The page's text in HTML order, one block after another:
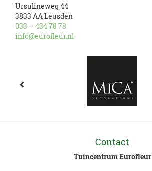
Ursulineweg 44
3833 AA Leusden
033 – 434 78 78
info@eurofleur.nl
Contact
Tuincentrum Eurofleur